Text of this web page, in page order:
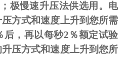
极慢速升压法供选用。电
方式和速度上升到您所需
后，再以每秒2％额定试验
压方式和速度上升到您所